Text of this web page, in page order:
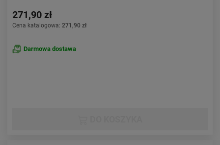
271,90 zł
Cena katalogowa: 271,90 zł
Darmowa dostawa